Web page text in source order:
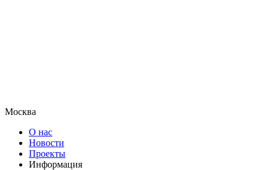
Москва
О нас
Новости
Проекты
Информация